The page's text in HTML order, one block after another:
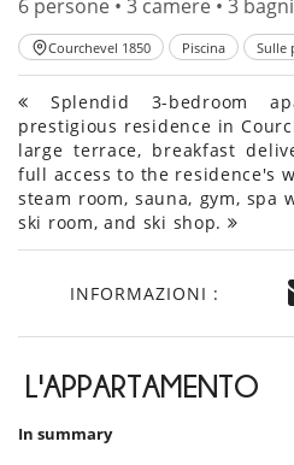
6 persone • 3 camere • 3 bagni
Courchevel 1850 Piscina Sulle
Splendid 3-bedroom
prestigious residence in
large terrace, breakfast
full access to the residence's
steam room, sauna, gym, spa
ski room, and ski shop.
INFORMAZIONI :
L'APPARTAMENTO
In summary